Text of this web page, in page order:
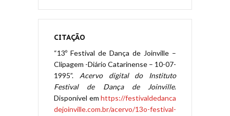
CITAÇÃO
“13º Festival de Dança de Joinville –
Clipagem -Diário Catarinense – 10-07-
1995”. Acervo digital do Instituto
Festival de Dança de Joinville.
Disponível em https://festivaldedanca
dejoinville.com.br/acervo/13o-festival-